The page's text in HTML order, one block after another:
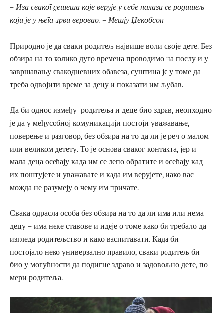
– Иза сваког детета које верује у себе налази се родитељ
који је у њега први веровао. – Метју Џекобсон
Природно је да сваки родитељ највише воли своје дете. Без
обзира на то колико дуго времена проводимо на послу и у
завршавању свакодневних обавеза, суштина је у томе да
треба одвојити време за децу и показати им љубав.
Да би однос између родитеља и деце био здрав, неопходно
је да у међусобној комуникацији постоји уважавање,
поверење и разговор, без обзира на то да ли је реч о малом
или великом детету. То је основа сваког контакта, јер и
мала деца осећају када им се лепо обратите и осећају кад
их поштујете и уважавате и када им верујете, иако вас
можда не разумеју о чему им причате.
Свака одрасла особа без обзира на то да ли има или нема
децу – има неке ставове и идеје о томе како би требало да
изгледа родитељство и како васпитавати. Када би
постојало неко универзално правило, сваки родитељ би
био у могућности да подигне здраво и задовољно дете, по
мери родитеља.